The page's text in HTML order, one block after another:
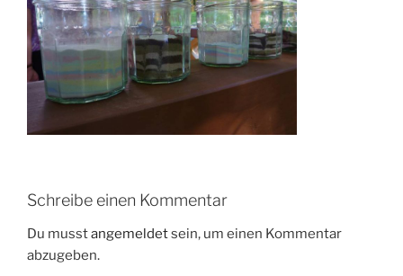
Schreibe einen Kommentar
Du musstangemeldetsein, um einen Kommentar
abzugeben.